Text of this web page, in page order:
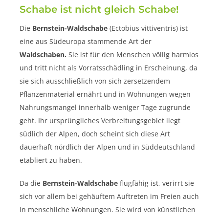
Schabe ist nicht gleich Schabe!
Die Bernstein-Waldschabe (Ectobius vittiventris) ist
eine aus Südeuropa stammende Art der
Waldschaben. Sie ist für den Menschen völlig harmlos
und tritt nicht als Vorratsschädling in Erscheinung, da
sie sich ausschließlich von sich zersetzendem
Pflanzenmaterial ernährt und in Wohnungen wegen
Nahrungsmangel innerhalb weniger Tage zugrunde
geht. Ihr ursprüngliches Verbreitungsgebiet liegt
südlich der Alpen, doch scheint sich diese Art
dauerhaft nördlich der Alpen und in Süddeutschland
etabliert zu haben.
Da die Bernstein-Waldschabe flugfähig ist, verirrt sie
sich vor allem bei gehäuftem Auftreten im Freien auch
in menschliche Wohnungen. Sie wird von künstlichen